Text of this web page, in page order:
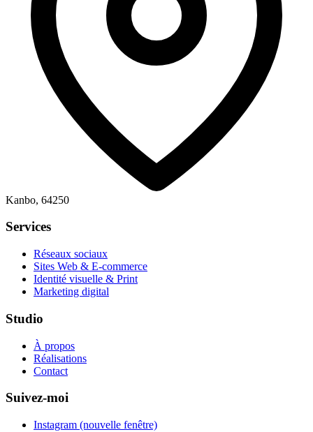
Kanbo, 64250
Services
Réseaux sociaux
Sites Web & E-commerce
Identité visuelle & Print
Marketing digital
Studio
À propos
Réalisations
Contact
Suivez-moi
Instagram (nouvelle fenêtre)